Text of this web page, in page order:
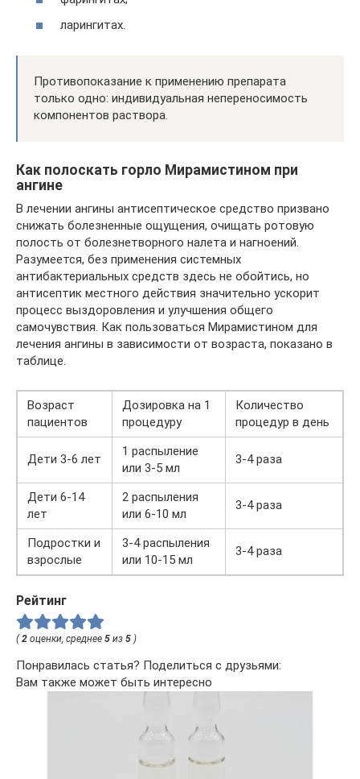
ларингитах.
Противопоказание к применению препарата
только одно: индивидуальная непереносимость
компонентов раствора.
Как полоскать горло Мирамистином при
ангине
В лечении ангины антисептическое средство призвано
снижать болезненные ощущения, очищать ротовую
полость от болезнетворного налета и нагноений.
Разумеется, без применения системных
антибактериальных средств здесь не обойтись, но
антисептик местного действия значительно ускорит
процесс выздоровления и улучшения общего
самочувствия. Как пользоваться Мирамистином для
лечения ангины в зависимости от возраста, показано в
таблице.
Возраст
пациентов
Дозировка на 1
процедуру
Количество
процедур в день
Дети 3-6 лет
1 распыление
или 3-5 мл
3-4 раза
Дети 6-14
лет
2 распыления
или 6-10 мл
3-4 раза
Подростки и
взрослые
3-4 распыления
или 10-15 мл
3-4 раза
Рейтинг
(2 оценки, среднее 5 из 5 )
Понравилась статья? Поделиться с друзьями:
Вам также может быть интересно